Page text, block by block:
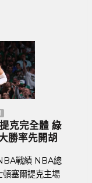
家盃 足球新聞
身價排行 英格蘭身
幣傲視群雄
足球戰績 在今年德國舉
英格蘭以12.9億英鎊